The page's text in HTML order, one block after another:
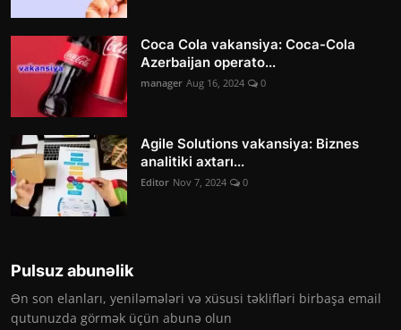
Coca Cola vakansiya: Coca-Cola
Azerbaijan operato...
manager Aug 16, 2024 0
Agile Solutions vakansiya: Biznes
analitiki axtarı...
Editor Nov 7, 2024 0
Pulsuz abunəlik
Ən son elanları, yeniləmələri və xüsusi təklifləri birbaşa email
qutunuzda görmək üçün abunə olun